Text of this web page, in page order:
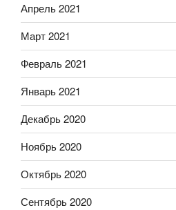
Апрель 2021
Март 2021
Февраль 2021
Январь 2021
Декабрь 2020
Ноябрь 2020
Октябрь 2020
Сентябрь 2020